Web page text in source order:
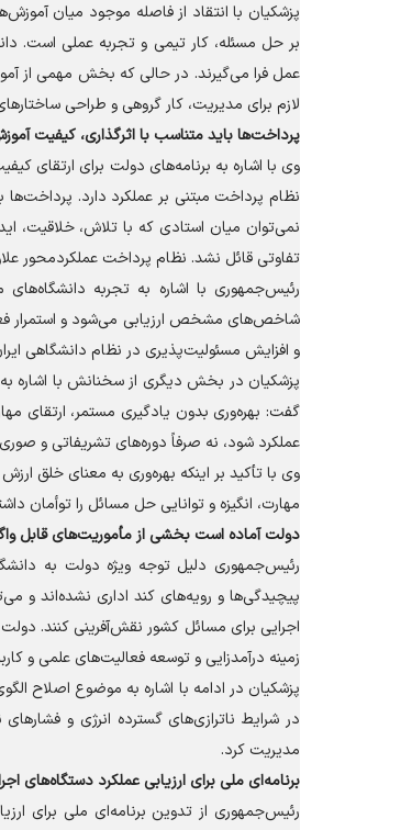
پزشکیان با انتقاد از فاصله موجود میان
بر حل مسئله، کار تیمی و تجربه عملی است.
عمل فرا می‌گیرند. در حالی که بخش مهمی از
لازم برای مدیریت، کار گروهی و طراحی
پرداخت‌ها باید متناسب با اثرگذاری، کیفیت
وی با اشاره به برنامه‌های دولت برای ارتقای
نظام پرداخت مبتنی بر عملکرد دارد.
نمی‌توان میان استادی که با تلاش، خلاقیت،
تفاوتی قائل نشد. نظام پرداخت عملکردمحور
رئیس‌جمهوری با اشاره به تجربه
شاخص‌های مشخص ارزیابی می‌شود و استمرار
و افزایش مسئولیت‌پذیری در نظام دانشگاهی
پزشکیان در بخش دیگری از سخنانش با اشاره
گفت: بهره‌وری بدون یادگیری مستمر، ارتقای
عملکرد شود، نه صرفاً دوره‌های تشریفاتی و
وی با تأکید بر اینکه بهره‌وری به معنای خلق
مهارت، انگیزه و توانایی حل مسائل را توأمان
دولت آماده است بخشی از مأموریت‌های قابل
رئیس‌جمهوری دلیل توجه ویژه دولت به
پیچیدگی‌ها و رویه‌های کند اداری نشده‌اند و
اجرایی برای مسائل کشور نقش‌آفرینی کنند.
زمینه درآمدزایی و توسعه فعالیت‌های علمی و
پزشکیان در ادامه با اشاره به موضوع اصلاح
در شرایط ناترازی‌های گسترده انرژی و
مدیریت کرد.
برنامه‌ای ملی برای ارزیابی عملکرد
رئیس‌جمهوری از تدوین برنامه‌ای ملی برای